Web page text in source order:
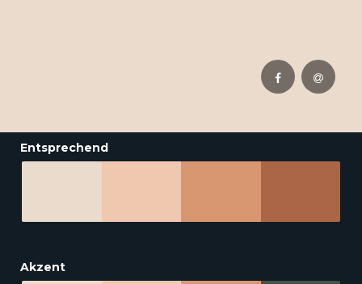
Entsprechend
Akzent